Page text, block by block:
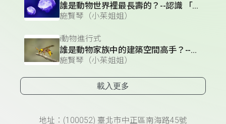
誰是動物世界裡最長壽的？--認識 「水母 」
施賢琴（小茱姐姐）
i動物進行式
誰是動物家族中的建築空間高手？--認識虎頭蜂
施賢琴（小茱姐姐）
載入更多
頁尾資訊地址：(100052) 臺北市中正區南海路45號